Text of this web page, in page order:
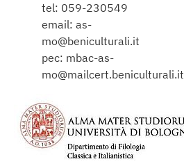
tel: 059-230549
email: as-
mo@beniculturali.it
pec: mbac-as-
mo@mailcert.beniculturali.it